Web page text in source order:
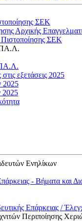
ΣΕΚ
Αρχικής
ΣΕΚ
εξετάσεις 2025
2025
2025
Ενηλίκων
- Βήματα και
Επάρκειας /
Περιποίησης